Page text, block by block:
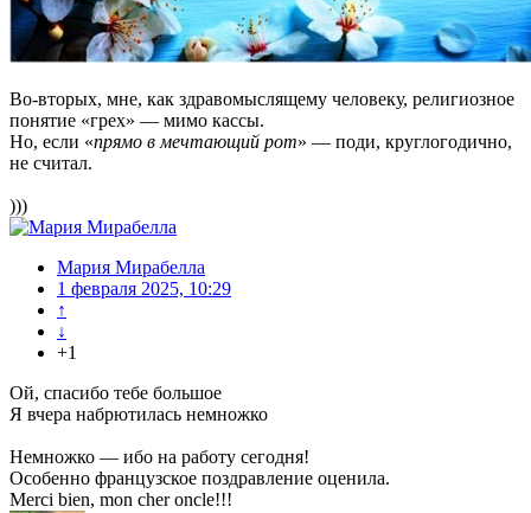
Во-вторых, мне, как здравомыслящему человеку, религиозное
понятие «грех» — мимо кассы.
Но, если «прямо в мечтающий рот» — поди, круглогодично,
не считал.
)))
Мария Мирабелла
1 февраля 2025, 10:29
↑
↓
+1
Ой, спасибо тебе большое
Я вчера набрютилась немножко
Немножко — ибо на работу сегодня!
Особенно французское поздравление оценила.
Merci bien, mon cher oncle!!!